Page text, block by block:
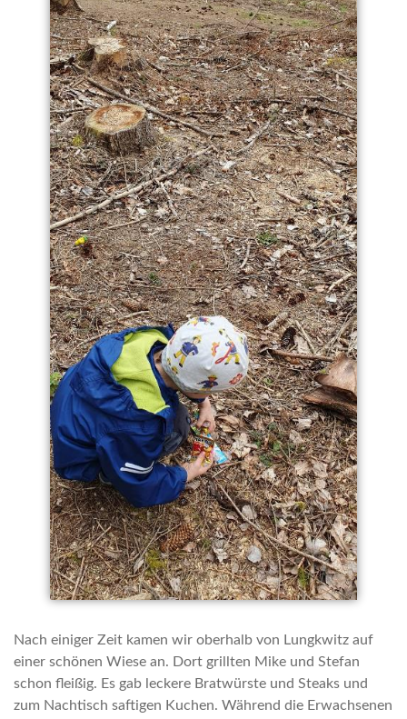
Nach einiger Zeit kamen wir oberhalb von Lungkwitz auf
einer schönen Wiese an. Dort grillten Mike und Stefan
schon fleißig. Es gab leckere Bratwürste und Steaks und
zum Nachtisch saftigen Kuchen. Während die Erwachsenen